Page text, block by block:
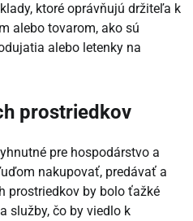
ktoré oprávňujú držiteľa k
alebo tovarom, ako sú
alebo letenky na
prostriedkov
pre hospodárstvo a
nakupovať, predávať a
prostriedkov by bolo ťažké
služby, čo by viedlo k